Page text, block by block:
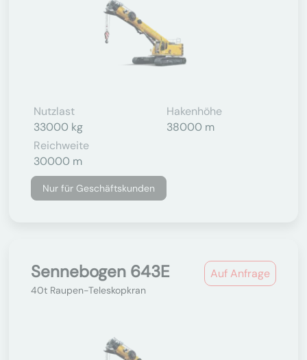
Nutzlast
33000 kg
Hakenhöhe
38000 m
Reichweite
30000 m
Nur für Geschäftskunden
Auf Anfrage
Sennebogen 643E
40t Raupen-Teleskopkran